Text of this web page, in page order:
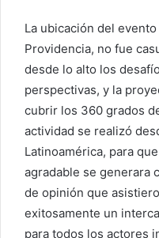
La ubicación del
Providencia, no fue
desde lo alto los
perspectivas, y la
cubrir los 360 grados
actividad se realizó
Latinoamérica, para
agradable se generara
de opinión que
exitosamente un
para todos los actores